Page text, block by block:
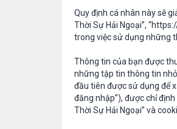
Quy định cá nhân này sẽ
Thời Sự Hải Ngoại”,
trong việc sử dụng những
Thông tin của bạn được
những tập tin thông tin
đầu tiên được sử dụng để
đăng nhập”), được chỉ
Thời Sự Hải Ngoại” và